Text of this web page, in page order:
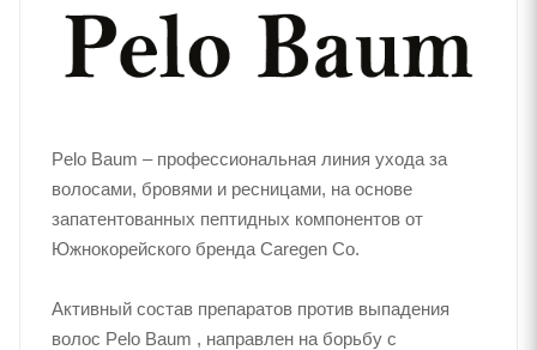
Pelo Baum – профессиональная линия ухода за
волосами, бровями и ресницами, на основе
запатентованных пептидных компонентов от
Южнокорейского бренда Caregen Co.
Активный состав препаратов против выпадения
волос Pelo Baum , направлен на борьбу с